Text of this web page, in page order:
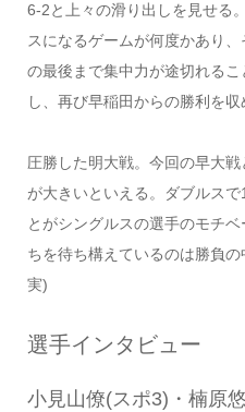
6-2と上々の滑り出しを見せる
スになるゲームが何度かあり
の最後まで集中力が途切れる
し、再び早稲田からの勝利を収
圧勝した明大戦。今回の早大
が大きいといえる。ダブルス
とがシングルスの選手のモチ
ちを待ち構えているのは勝負
実)
選手インタビュー
小見山僚(スポ3)・楠原